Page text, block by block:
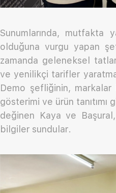
Sunumlarında, mutfakta
olduğuna vurgu yapan
zamanda geleneksel
ve yenilikçi tarifler
Demo şefliğinin, markalar
gösterimi ve ürün tanıtımı
değinen Kaya ve
bilgiler sundular.